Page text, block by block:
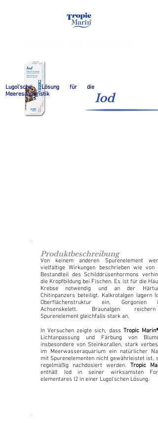
Lugol’sche Lösung für die
Meeresaquaristik
Iod
Produktbeschreibung
Von keinem anderen Spurenelement
vielfältige Wirkungen beschrieben wie von
Bestandteil des Schilddrüsenhormons
die Kropfbildung bei Fischen. Es ist für die
Krebse notwendig und an der
Chitinpanzers beteiligt. Kalkrotalgen lagern
Oberflächenstruktur ein,
Achsenskelett. Braunalgen
Spurenelement gleichfalls stark an.
In Versuchen zeigte sich, dass Tropic Marin®
Lichtanpassung und Färbung von
insbesondere von Steinkorallen, stark
im Meerwasseraquarium ein natürlicher
mit Spurenelementen nicht gewährleistet ist,
regelmäßig nachdosiert werden. Tropic
enthält Iod in seiner wirksamsten
elementares I2 in einer Lugol’schen Lösung.